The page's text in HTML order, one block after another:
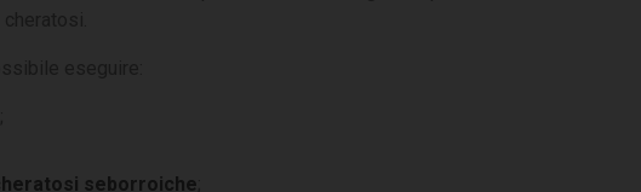
seborroiche